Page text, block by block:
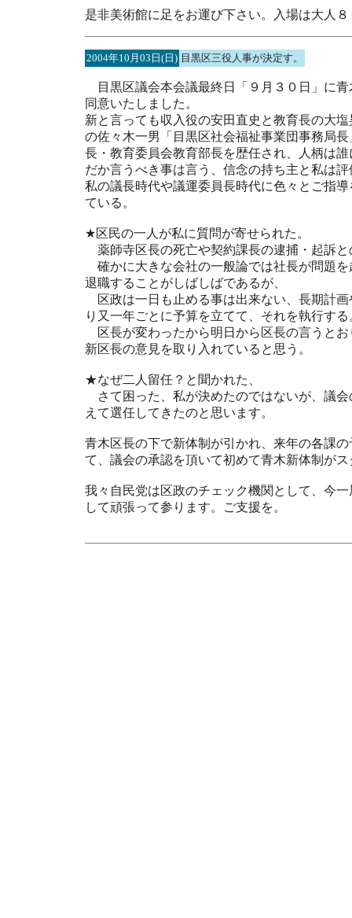
是非美術館に足をお運び下さい。入場は大
2004年10月03日(日) 目黒区三役人事が決定す。
目黒区議会本会議最終日「９月３０日」に
同意いたしました。
新と言っても収入役の安田直史と教育長の大
の佐々木一男「目黒区社会福祉事業団事務局
長・教育委員会教育部長を歴任され、人柄は
だか言うべき事は言う、信念の持ち主と私は
私の議長時代や議運委員長時代に色々とご指
ている。
★区民の一人が私に質問が寄せられた。
薬師寺区長の死亡や契約課長の逮捕・起訴
確かに大きな会社の一般論では社長が問題
退職することがしばしばであるが、
区政は一日も止める事は出来ない、長期計
り又一年ごとに予算を立てて、それを執行す
区長が変わったから明日から区長の言うと
新区長の意見を取り入れていると思う。
★なぜ二人留任？と聞かれた、
さて困った、私が決めたのではないが、議
えて選任してきたのと思います。
青木区長の下で新体制が引かれ、来年の各課
て、議会の承認を頂いて初めて青木新体制が
我々自民党は区政のチェック機関として、今
して頑張って参ります。ご支援を。